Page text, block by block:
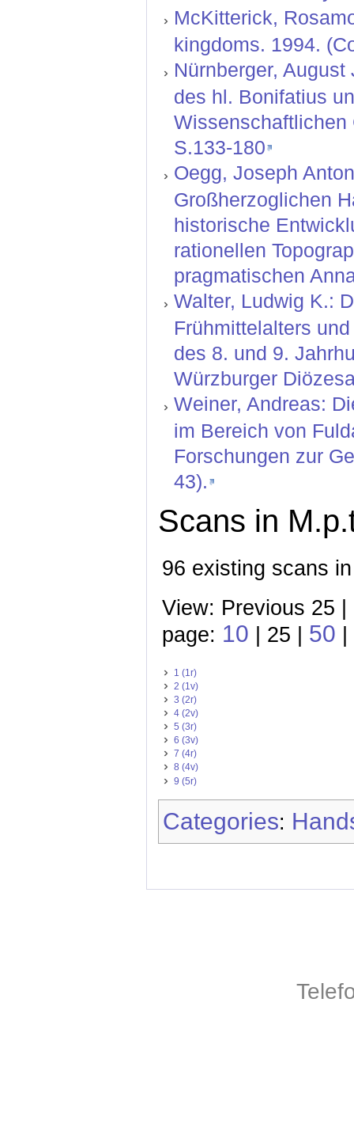
McKitterick,
kingdoms. 1994.
Nürnberger,
des hl. Bonifatius
Wissenschaftlichen
S.133-180
Oegg, Joseph
Großherzoglichen
historische
rationellen
pragmatischen
Walter, Ludwig K.:
Frühmittelalters
des 8. und 9.
Würzburger
Weiner, Andreas:
im Bereich von
Forschungen zur
43).
Scans in
96 existing scans
View: Previous 25 |
page: 10 | 25 | 50
1 (1r)
2 (1v)
3 (2r)
4 (2v)
5 (3r)
6 (3v)
7 (4r)
8 (4v)
9 (5r)
Categories: